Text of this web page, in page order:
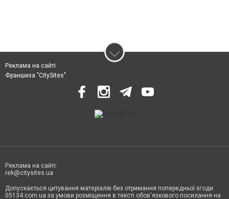
Реклама на сайті
Франшиза "CitySites"
Реклама на сайті:
rek@citysites.ua
Допускається цитування матеріалів без отримання попередньої згоди
05134.com.ua за умови розміщення в тексті обов'язкового посилання на